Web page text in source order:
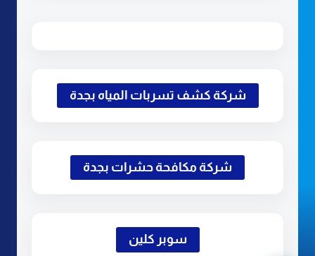
شركة كشف تسربات المياه بجدة
شركة مكافحة حشرات بجدة
سوبر كلين